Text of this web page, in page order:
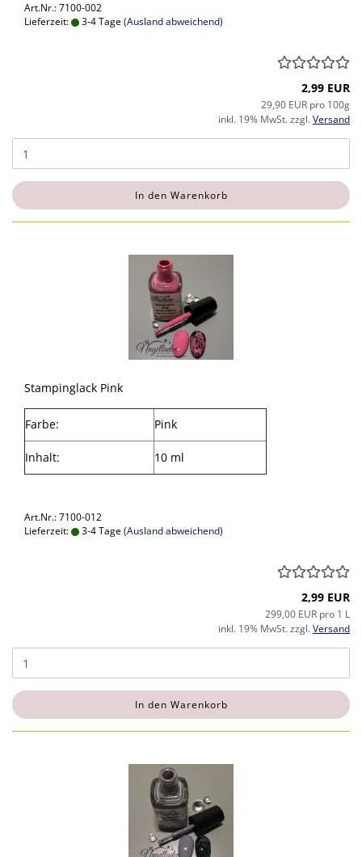
Art.Nr.: 7100-002
Lieferzeit:
3-4 Tage(Ausland abweichend)
2,99 EUR
29,90 EUR pro 100g
inkl. 19% MwSt. zzgl.Versand
In den Warenkorb
Stampinglack Pink
Farbe: Pink
Inhalt: 10 ml
Art.Nr.: 7100-012
Lieferzeit:
3-4 Tage(Ausland abweichend)
2,99 EUR
299,00 EUR pro 1 L
inkl. 19% MwSt. zzgl.Versand
In den Warenkorb